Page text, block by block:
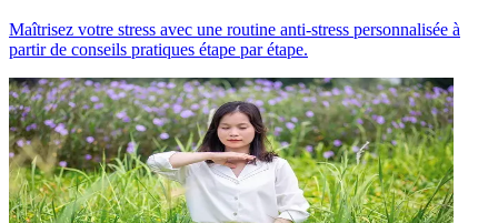
Maîtrisez votre stress avec une routine anti-stress personnalisée à
partir de conseils pratiques étape par étape.